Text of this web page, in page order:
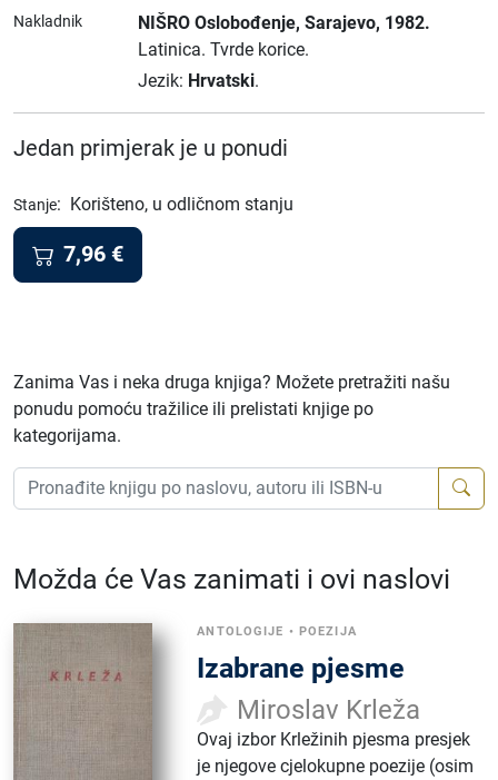
Nakladnik NIŠRO Oslobođenje, Sarajevo, 1982.
Latinica. Tvrde korice.
Jezik: Hrvatski.
Jedan primjerak je u ponudi
Stanje: Korišteno, u odličnom stanju
7,96 €
Zanima Vas i neka druga knjiga? Možete pretražiti našu
ponudu pomoću tražilice ili prelistati knjige po
kategorijama.
Možda će Vas zanimati i ovi naslovi
ANTOLOGIJE • POEZIJA
Izabrane pjesme
Miroslav Krleža
Ovaj izbor Krležinih pjesma presjek
je njegove cjelokupne poezije (osim